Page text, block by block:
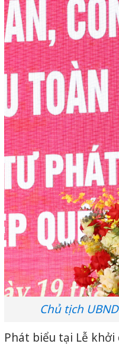
Chủ tịch
Phát biểu tại Lễ